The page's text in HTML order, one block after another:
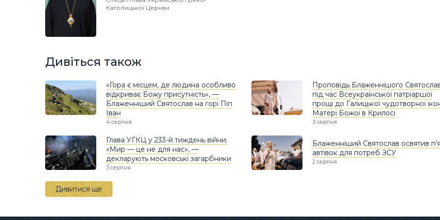
Католицької Церкви
Дивіться також
«Гора є місцем, де людина особливо
відкриває Божу присутність», —
Блаженніший Святослав на горі Піп
Іван
4 серпня
Проповідь Блаженнішого
під час Всеукраїнської патріаршої
прощі до Галицької чудотворної
Матері Божої в Крилосі
3 серпня
Глава УГКЦ у 233-й тиждень війни:
«Мир — це не для нас», —
декларують московські загарбники
3 серпня
Блаженніший Святослав освятив
автівок для потреб ЗСУ
2 серпня
Дивитися ще